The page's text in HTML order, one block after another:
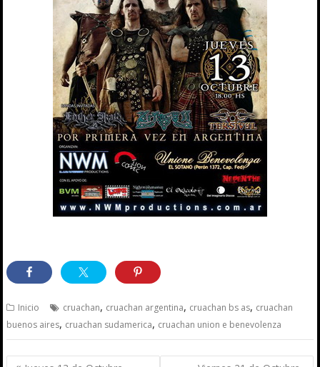
Inicio cruachan, cruachan argentina, cruachan bs as, cruachan
buenos aires, cruachan sudamerica, cruachan union e benevolenza